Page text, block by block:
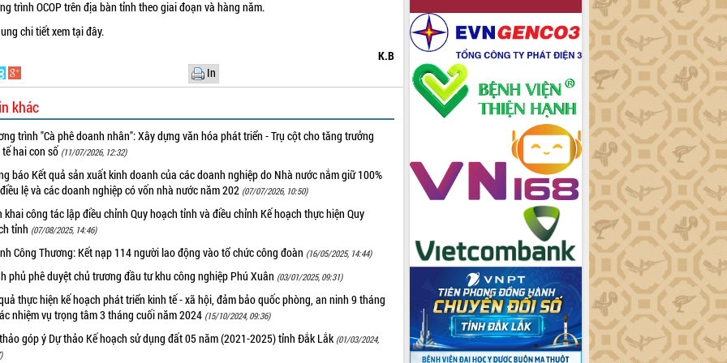
trình OCOP trên địa bàn tỉnh theo giai đoạn và hàng năm.
chi tiết xemtại đây.
K.B
In
khác
trình "Cà phê doanh nhân": Xây dựng văn hóa phát triển - Trụ cột cho tăng trưởng
hai con số (11/07/2026, 12:32)
báo Kết quả sản xuất kinh doanh của các doanh nghiệp do Nhà nước nắm giữ 100%
lệ và các doanh nghiệp có vốn nhà nước năm 202 (07/07/2026, 10:50)
khai công tác lập điều chỉnh Quy hoạch tỉnh và điều chỉnh Kế hoạch thực hiện Quy
tỉnh (07/08/2025, 14:46)
Công Thương: Kết nạp 114 người lao động vào tổ chức công đoàn (16/05/2025, 14:44)
phủ phê duyệt chủ trương đầu tư khu công nghiệp Phú Xuân (03/01/2025, 09:31)
thực hiện kế hoạch phát triển kinh tế - xã hội, đảm bảo quốc phòng, an ninh 9 tháng
nhiệm vụ trọng tâm 3 tháng cuối năm 2024 (15/10/2024, 09:36)
góp ý Dự thảo Kế hoạch sử dụng đất 05 năm (2021-2025) tỉnh Đắk Lắk (01/03/2024,